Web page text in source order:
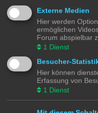
Modellbahnforum Forum
Powered by phpBB®
Deutsche
Datenschutz
Externe Medien
Hier werden
ermöglichen
Forum abspielbar
1 Dienst
Besucher-
Hier können
Erfassung von
1 Dienst